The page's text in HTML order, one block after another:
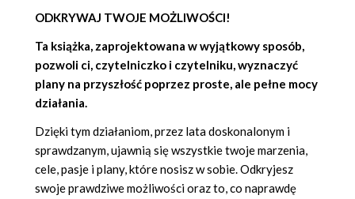
ODKRYWAJ TWOJE MOŻLIWOŚCI!
Ta książka, zaprojektowana w wyjątkowy sposób,
pozwoli ci, czytelniczko i czytelniku, wyznaczyć
plany na przyszłość poprzez proste, ale pełne mocy
działania.
Dzięki tym działaniom, przez lata doskonalonym i
sprawdzanym, ujawnią się wszystkie twoje marzenia,
cele, pasje i plany, które nosisz w sobie. Odkryjesz
swoje prawdziwe możliwości oraz to, co naprawdę